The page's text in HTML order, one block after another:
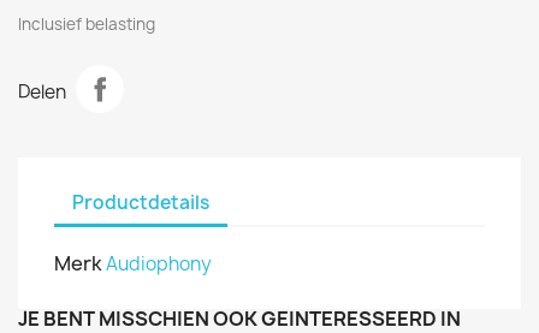
Inclusief belasting
Delen
Productdetails
MerkAudiophony
JE BENT MISSCHIEN OOK GEÏNTERESSEERD IN